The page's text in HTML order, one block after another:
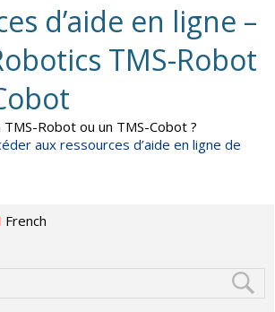
d’aide en ligne –
TMS-Robot
Robot ou un TMS-Cobot ?
aux ressources d’aide en ligne de
French